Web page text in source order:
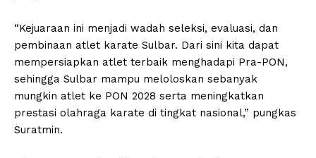
“Kejuaraan ini menjadi wadah seleksi, evaluasi, dan
pembinaan atlet karate Sulbar. Dari sini kita dapat
mempersiapkan atlet terbaik menghadapi Pra-PON,
sehingga Sulbar mampu meloloskan sebanyak
mungkin atlet ke PON 2028 serta meningkatkan
prestasi olahraga karate di tingkat nasional,” pungkas
Suratmin.